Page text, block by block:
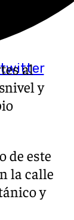
al
y
de este
la calle
y